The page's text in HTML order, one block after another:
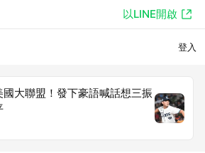
以LINE開啟
登入
國大聯盟！發下豪語喊話想三振